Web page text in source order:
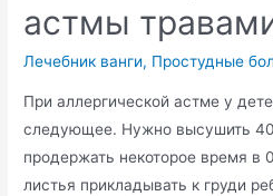
астмы
Лечебник ванги, Простудные
При аллергической астме у
следующее. Нужно высушить
продержать некоторое время в
листья прикладывать к груди